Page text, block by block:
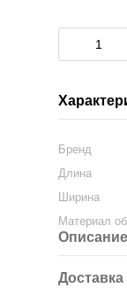
Бренд
Длина
Ширина
Материал
Описание
Доставка